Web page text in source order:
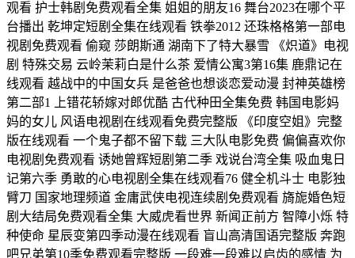
观看 护士韩剧免费观看全集 姐姐的朋友16 舞台2023在哪个平
台播出 乾坤定短剧全集在线观看 铁拳2012 还珠格格第一部电
视剧免费观看 偷窥 莎朗斯通 湖南下了特大暴雪 《炽道》电视
剧 特殊交易 云岭茉莉白是什么茶 爱情公寓3第16集 鹿鼎记在
线观看 越战中的中国女兵 是爸爸也想谈恋爱动漫 封神英雄榜
第二部1 上错花轿嫁对郎优酷 古代种田全集免费 韩国电影妈
妈的女儿 风语电视剧在线观看免费完整版 《印度空姐》完整
版在线观看 一个鬼子都不留下载 三大队电影免费 偏偏喜欢你
电视剧免费观看 诱她曾辉短剧第二季 戏说台湾全集 吸血鬼日
记第六季 勇敢的心电视剧全集在线观看76 健全机斗士 电影独
臂刀 国家地理频道 金庸武侠电视连续剧免费观看 旖旎婚色短
剧大结局免费观看全集 大威虎看世界 新闻正前方 智障小烁 特
种使命 星辰变第四季动漫在线观看 盲山高清国语完整版 奔跑
吧兄弟第10季免费观看完整版 一段难一段难以启齿的感情 为